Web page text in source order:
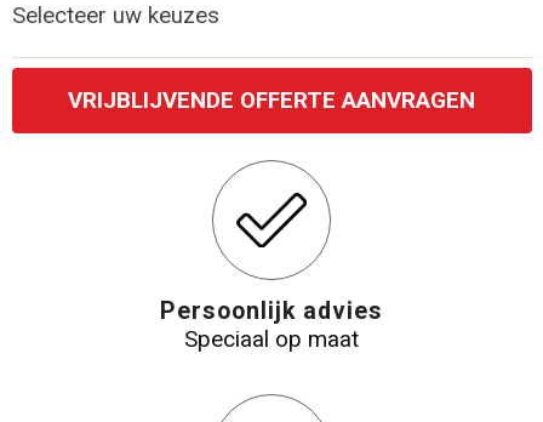
Tablettassen
Selecteer uw keuzes
VRIJBLIJVENDE OFFERTE AANVRAGEN
Persoonlijk advies
Speciaal op maat